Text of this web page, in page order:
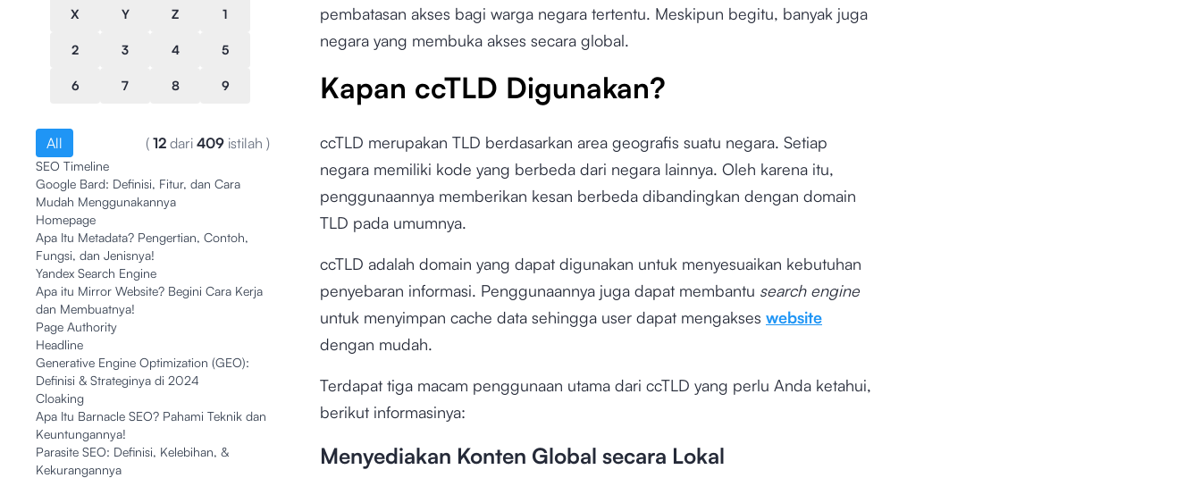
X Y Z 1
2 3 4 5
6 7 8 9
All ( 12 dari 409 istilah )
SEO Timeline
Google Bard: Definisi, Fitur, dan Cara
Mudah Menggunakannya
Homepage
Apa Itu Metadata? Pengertian, Contoh,
Fungsi, dan Jenisnya!
Yandex Search Engine
Apa itu Mirror Website? Begini Cara Kerja
dan Membuatnya!
Page Authority
Headline
Generative Engine Optimization (GEO):
Definisi & Strateginya di 2024
Cloaking
Apa Itu Barnacle SEO? Pahami Teknik dan
Keuntungannya!
Parasite SEO: Definisi, Kelebihan, &
Kekurangannya
pembatasan akses bagi warga negara tertentu. Meskipun begitu, banyak juga
negara yang membuka akses secara global.
Kapan ccTLD Digunakan?
ccTLD merupakan TLD berdasarkan area geografis suatu negara. Setiap
negara memiliki kode yang berbeda dari negara lainnya. Oleh karena itu,
penggunaannya memberikan kesan berbeda dibandingkan dengan domain
TLD pada umumnya.
ccTLD adalah domain yang dapat digunakan untuk menyesuaikan kebutuhan
penyebaran informasi. Penggunaannya juga dapat membantu search engine
untuk menyimpan cache data sehingga user dapat mengakses website
dengan mudah.
Terdapat tiga macam penggunaan utama dari ccTLD yang perlu Anda ketahui,
berikut informasinya:
Menyediakan Konten Global secara Lokal